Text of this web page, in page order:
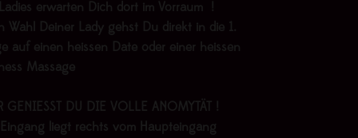
erwarten Dich dort im Vorraum !
Wahl Deiner Lady gehst Du direkt in die 1.
auf einen heissen Date oder einer heissen
Massage
GENIESST DU DIE VOLLE ANOMYTÄT !
liegt rechts vom Haupteingang